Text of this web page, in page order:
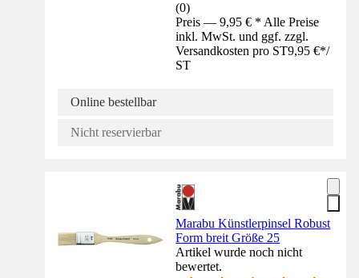
(0)
Preis — 9,95 € * Alle Preise
inkl. MwSt. und ggf. zzgl.
Versandkosten pro ST9,95 €*/
ST
Online bestellbar
Nicht reservierbar
Marabu Künstlerpinsel Robust
Form breit Größe 25
Artikel wurde noch nicht
bewertet.